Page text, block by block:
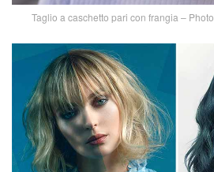
Taglio a caschetto pari con frangia –